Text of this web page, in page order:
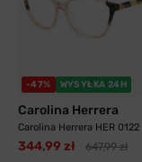
-47% WYSYŁKA 24H
Carolina Herrera
Carolina Herrera HER
344,99 zł 647,99 zł